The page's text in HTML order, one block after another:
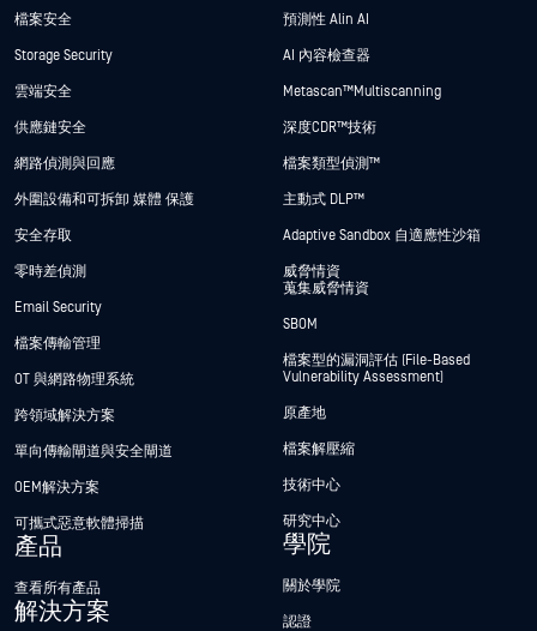
檔案安全
Storage Security
雲端安全
供應鏈安全
網路偵測與回應
外圍設備和可拆卸 媒體 保護
安全存取
零時差偵測
Email Security
檔案傳輸管理
OT 與網路物理系統
跨領域解決方案
單向傳輸閘道與安全閘道
OEM解決方案
可攜式惡意軟體掃描
產品
查看所有產品
解決方案
預測性 Alin AI
AI 內容檢查器
Metascan™ Multiscanning
深度CDR™技術
檔案類型偵測™
主動式 DLP™
Adaptive Sandbox 自適應性沙箱
威脅情資
蒐集威脅情資
SBOM
檔案型的漏洞評估 (File-Based
Vulnerability Assessment)
原產地
檔案解壓縮
技術中心
研究中心
學院
關於學院
認證